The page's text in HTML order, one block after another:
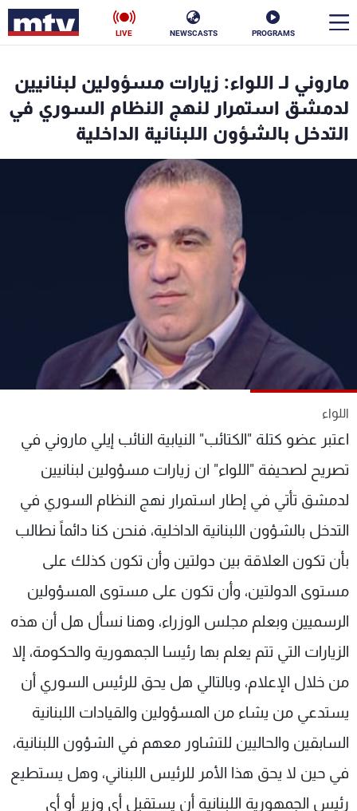
PROGRAMS
NEWSCASTS
LIVE
ماروني لـ اللواء: زيارات مسؤولين لبنانيين
لدمشق استمرار لنهج النظام السوري في
التدخل بالشؤون اللبنانية الداخلية
اللواء
اعتبر عضو كتلة "الكتائب" النيابية النائب إيلي ماروني في
تصريح لصحيفة "اللواء" ان زيارات مسؤولين لبنانيين
لدمشق تأتي في إطار استمرار نهج النظام السوري في
التدخل بالشؤون اللبنانية الداخلية، فنحن كنا دائماً نطالب
بأن تكون العلاقة بين دولتين وأن تكون كذلك على
مستوى الدولتين، وأن تكون على مستوى المسؤولين
الرسميين وبعلم مجلس الوزراء، وهنا نسأل هل أن هذه
الزيارات التي تتم يعلم بها رئيسا الجمهورية والحكومة، إلا
من خلال الإعلام، وبالتالي هل يحق للرئيس السوري أن
يستدعي من يشاء من المسؤولين والقيادات اللبنانية
السابقين والحاليين للتشاور معهم في الشؤون اللبنانية،
في حين لا يحق هذا الأمر للرئيس اللبناني، وهل يستطيع
رئيس الجمهورية اللبنانية أن يستقبل أي وزير أو أي
الأخبار
سياسة ناس
فن
جدول البرامج
شاهد البرامج
الترددات
عن MTV
الإنـتـاج
لاعلاناتكم
وظائف
تواصل معنا
شروط الإسـتخدام
سياسة الخصوصية